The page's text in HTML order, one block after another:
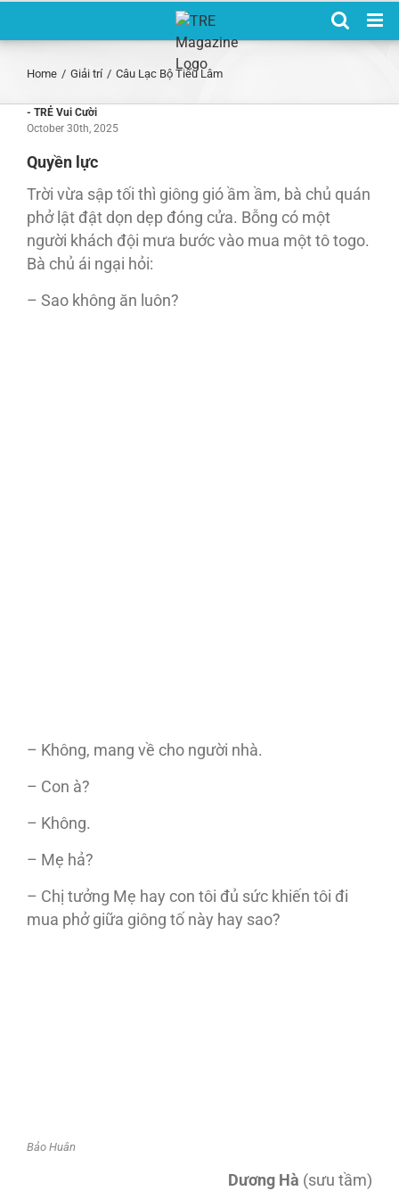
Home / Giải trí / Câu Lạc Bộ Tiếu Lâm
- TRẺ Vui Cười
October 30th, 2025
Quyền lực
Trời vừa sập tối thì giông gió ầm ầm, bà chủ quán
phở lật đật dọn dẹp đóng cửa. Bỗng có một
người khách đội mưa bước vào mua một tô togo.
Bà chủ ái ngại hỏi:
– Sao không ăn luôn?
– Không, mang về cho người nhà.
– Con à?
– Không.
– Mẹ hả?
– Chị tưởng Mẹ hay con tôi đủ sức khiến tôi đi
mua phở giữa giông tố này hay sao?
Bảo Huân
Dương Hà (sưu tầm)